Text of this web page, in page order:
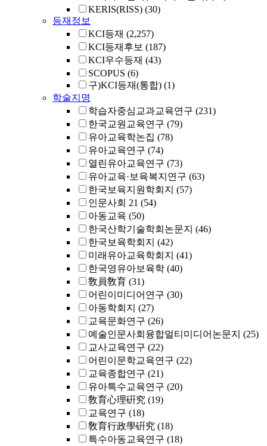
KERIS(RISS) (30)
등재정보
KCI등재 (2,257)
KCI등재후보 (187)
KCI우수등재 (43)
SCOPUS (6)
구)KCI등재(통합) (1)
학술지명
학습자중심교과교육연구 (231)
한국교원교육연구 (79)
유아교육학논집 (78)
유아교육연구 (74)
열린유아교육연구 (73)
유아교육·보육복지연구 (63)
한국보육지원학회지 (57)
인문사회 21 (54)
아동교육 (50)
한국산학기술학회논문지 (46)
한국보육학회지 (42)
미래유아교육학회지 (41)
한국영유아보육학 (40)
敎員敎育 (31)
어린이미디어연구 (30)
아동학회지 (27)
교육문화연구 (26)
예술인문사회융합멀티미디어논문지 (25)
교사교육연구 (22)
어린이문학교육연구 (22)
교육종합연구 (21)
유아특수교육연구 (20)
敎育心理硏究 (19)
교육연구 (18)
敎育行政學硏究 (18)
특수아동교육연구 (18)